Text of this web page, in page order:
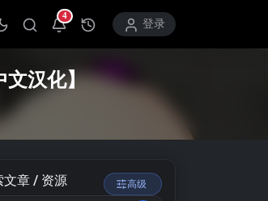
4
打开通知中心登录
汉化】
文章 / 资源 高级